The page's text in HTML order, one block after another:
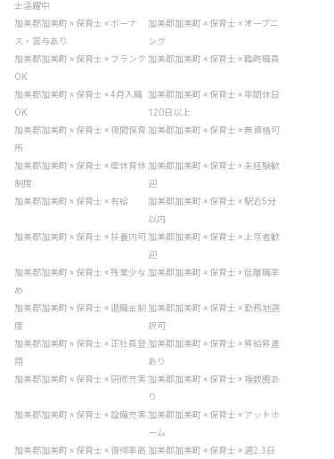
士活躍中
加美郡加美町 × 保育士 × ボーナ
ス・賞与あり
加美郡加美町 × 保育士 × オープニ
ング
加美郡加美町 × 保育士 × ブランク
OK
加美郡加美町 × 保育士 × 臨時職員
加美郡加美町 × 保育士 × 4月入職
OK
加美郡加美町 × 保育士 × 年間休日
120日以上
加美郡加美町 × 保育士 × 夜間保育
所
加美郡加美町 × 保育士 × 無資格可
加美郡加美町 × 保育士 × 産休育休
制度
加美郡加美町 × 保育士 × 未経験歓
迎
加美郡加美町 × 保育士 × 有給
加美郡加美町 × 保育士 × 駅近5分
以内
加美郡加美町 × 保育士 × 扶養内可加美郡加美町 × 保育士 × 上京者歓
迎
加美郡加美町 × 保育士 × 残業少な
め
加美郡加美町 × 保育士 × 低離職率
加美郡加美町 × 保育士 × 退職金制
度
加美郡加美町 × 保育士 × 勤務地選
択可
加美郡加美町 × 保育士 × 正社員登
用
加美郡加美町 × 保育士 × 昇給昇進
あり
加美郡加美町 × 保育士 × 研修充実加美郡加美町 × 保育士 × 複数園あ
り
加美郡加美町 × 保育士 × 設備充実加美郡加美町 × 保育士 × アットホ
ーム
加美郡加美町 × 保育士 × 復帰率高 加美郡加美町 × 保育士 × 週2.3日